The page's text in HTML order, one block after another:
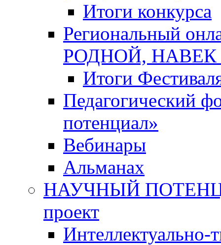
Итоги конкурса
Региональный
РОДНОЙ,
Итоги
Педагогический
потенциал»
Вебинары
Альманах
НАУЧНЫЙ
проект